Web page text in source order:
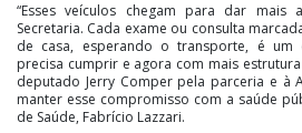
“Esses veículos chegam para dar
Secretaria. Cada exame ou consulta
de casa, esperando o transporte, é um
precisa cumprir e agora com mais
deputado Jerry Comper pela parceria e à
manter esse compromisso com a saúde
de Saúde, Fabrício Lazzari.